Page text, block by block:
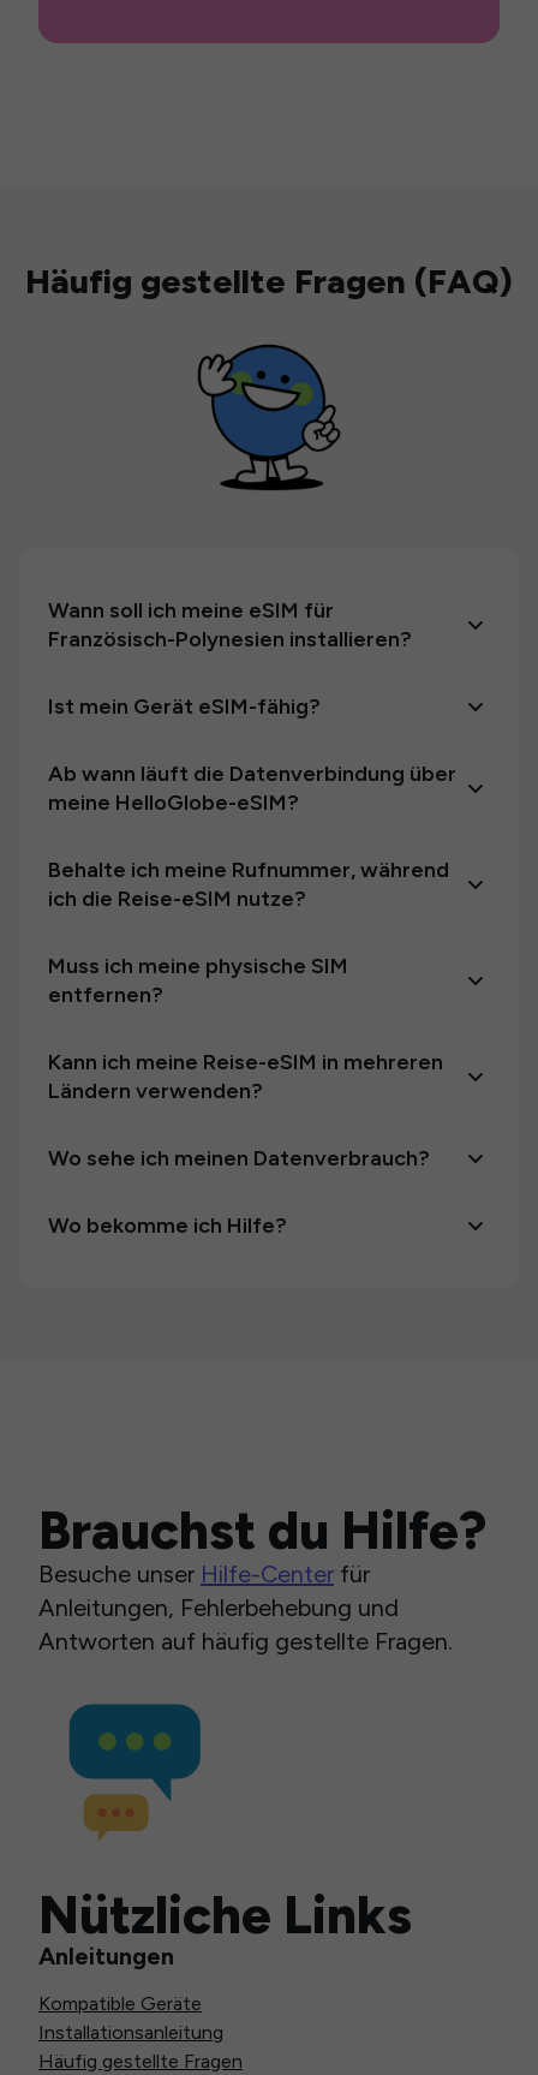
Häufig gestellte Fragen (FAQ)
Wann soll ich meine eSIM für
Französisch-Polynesien installieren?
Ist mein Gerät eSIM-fähig?
Ab wann läuft die Datenverbindung über
meine HelloGlobe-eSIM?
Behalte ich meine Rufnummer, während
ich die Reise-eSIM nutze?
Muss ich meine physische SIM
entfernen?
Kann ich meine Reise-eSIM in mehreren
Ländern verwenden?
Wo sehe ich meinen Datenverbrauch?
Wo bekomme ich Hilfe?
Brauchst du Hilfe?
Besuche unser Hilfe-Center für
Anleitungen, Fehlerbehebung und
Antworten auf häufig gestellte Fragen.
Nützliche Links
Anleitungen
Kompatible Geräte
Installationsanleitung
Häufig gestellte Fragen